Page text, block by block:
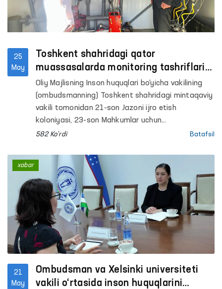
25
May
Toshkent shahridagi qator
muassasalarda monitoring tashriflari
amalga oshirildi
Oliy Majlisning Inson huquqlari bo‘yicha vakilining
(ombudsmanning) Toshkent shahridagi mintaqaviy
vakili tomonidan 21-son Jazoni ijro etish
koloniyasi, 23-son Mahkumlar uchun
ixtisoslashgan kasalxona, 51-son Manzil-koloniya
“Muruvvat” nogironligi bo‘lgan bolalar uchun
internat uylari, Toshkent shahar majburiy davolash
narkologiya shifoxonasi, Respublika kuzatuv
kuchaytirilgan ruhiy kasalliklar va Ruhiy kasalliklar
klinik shifoxonalariga monitoring tashriflari
amalga oshirildi.
582 Ko'rdi Batafsil
21
May
Ombudsman va Xelsinki universiteti
vakili o‘rtasida inson huquqlarini
xabar